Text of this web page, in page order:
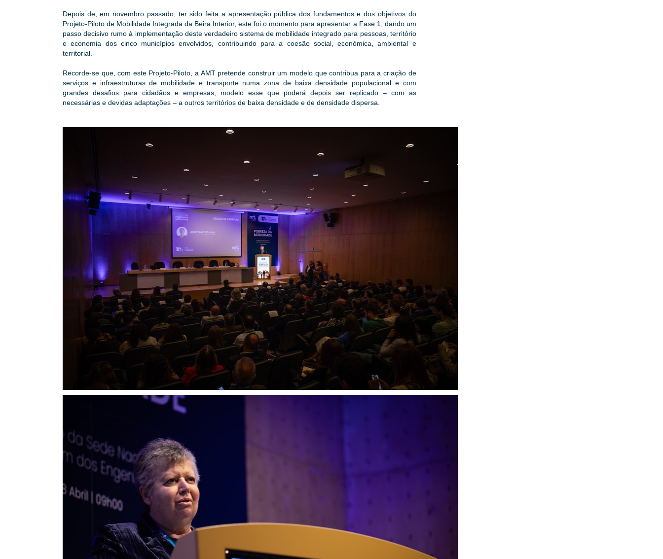
Depois de, em novembro passado, ter sido feita a apresentação pública dos fundamentos e dos objetivos do
Projeto-Piloto de Mobilidade Integrada da Beira Interior, este foi o momento para apresentar a Fase 1, dando um
passo decisivo rumo à implementação deste verdadeiro sistema de mobilidade integrado para pessoas, território
e economia dos cinco municípios envolvidos, contribuindo para a coesão social, económica, ambiental e
territorial.
Recorde-se que, com este Projeto-Piloto, a AMT pretende construir um modelo que contribua para a criação de
serviços e infraestruturas de mobilidade e transporte numa zona de baixa densidade populacional e com
grandes desafios para cidadãos e empresas, modelo esse que poderá depois ser replicado – com as
necessárias e devidas adaptações – a outros territórios de baixa densidade e de densidade dispersa.